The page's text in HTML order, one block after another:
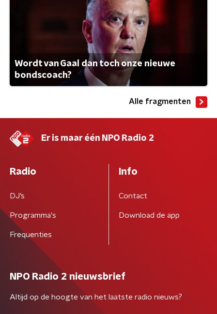
Wordt van Gaal dan toch onze nieuwe
bondscoach?
Alle fragmenten
Er is maar één NPO Radio 2
Radio
DJ’s
Programma's
Frequenties
Info
Contact
Download de app
NPO Radio 2 nieuwsbrief
Altijd op de hoogte van het laatste radio nieuws?